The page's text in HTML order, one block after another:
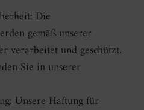
Die
gemäß unserer
verarbeitet und geschützt.
Sie in unserer
Unsere Haftung für